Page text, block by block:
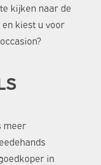
kijken naar de
kiest u voor
meer
in